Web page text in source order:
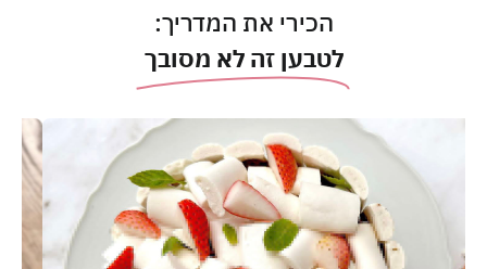
הכירי את המדריך:
לטבען זה לא מסובך